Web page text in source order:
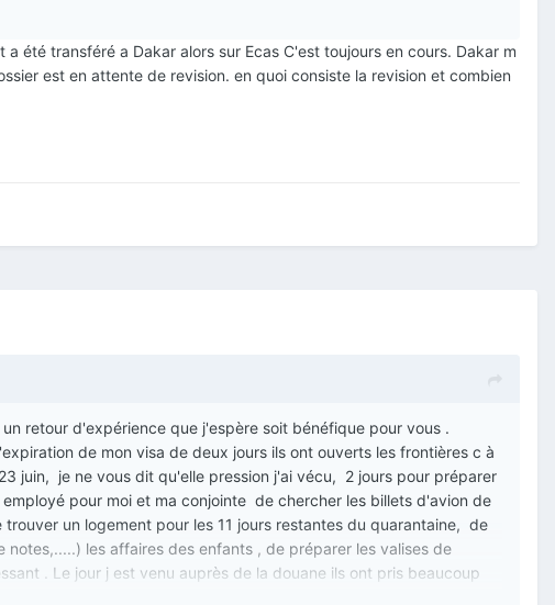
été transféré a Dakar alors sur Ecas C'est toujours en cours. Dakar m
est en attente de revision. en quoi consiste la revision et combien
retour d'expérience que j'espère soit bénéfique pour vous .
de mon visa de deux jours ils ont ouverts les frontières c à
juin, je ne vous dit qu'elle pression j'ai vécu, 2 jours pour préparer
pour moi et ma conjointe de chercher les billets d'avion de
un logement pour les 11 jours restantes du quarantaine, de
les affaires des enfants , de préparer les valises de
. Le jour j est venu auprès de la douane ils ont pris beaucoup